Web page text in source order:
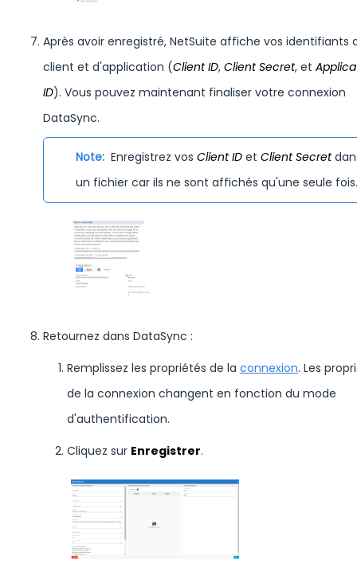
Après avoir enregistré, NetSuite affiche vos identifiants de
client et d'application (Client ID, Client Secret, et
ID). Vous pouvez maintenant finaliser votre connexion
DataSync.
Note: Enregistrez vos Client ID et Client Secret
un fichier car ils ne sont affichés qu'une seule fois.
Retournez dans DataSync :
Remplissez les propriétés de la connexion. Les
de la connexion changent en fonction du mode
d'authentification.
Cliquez sur Enregistrer.